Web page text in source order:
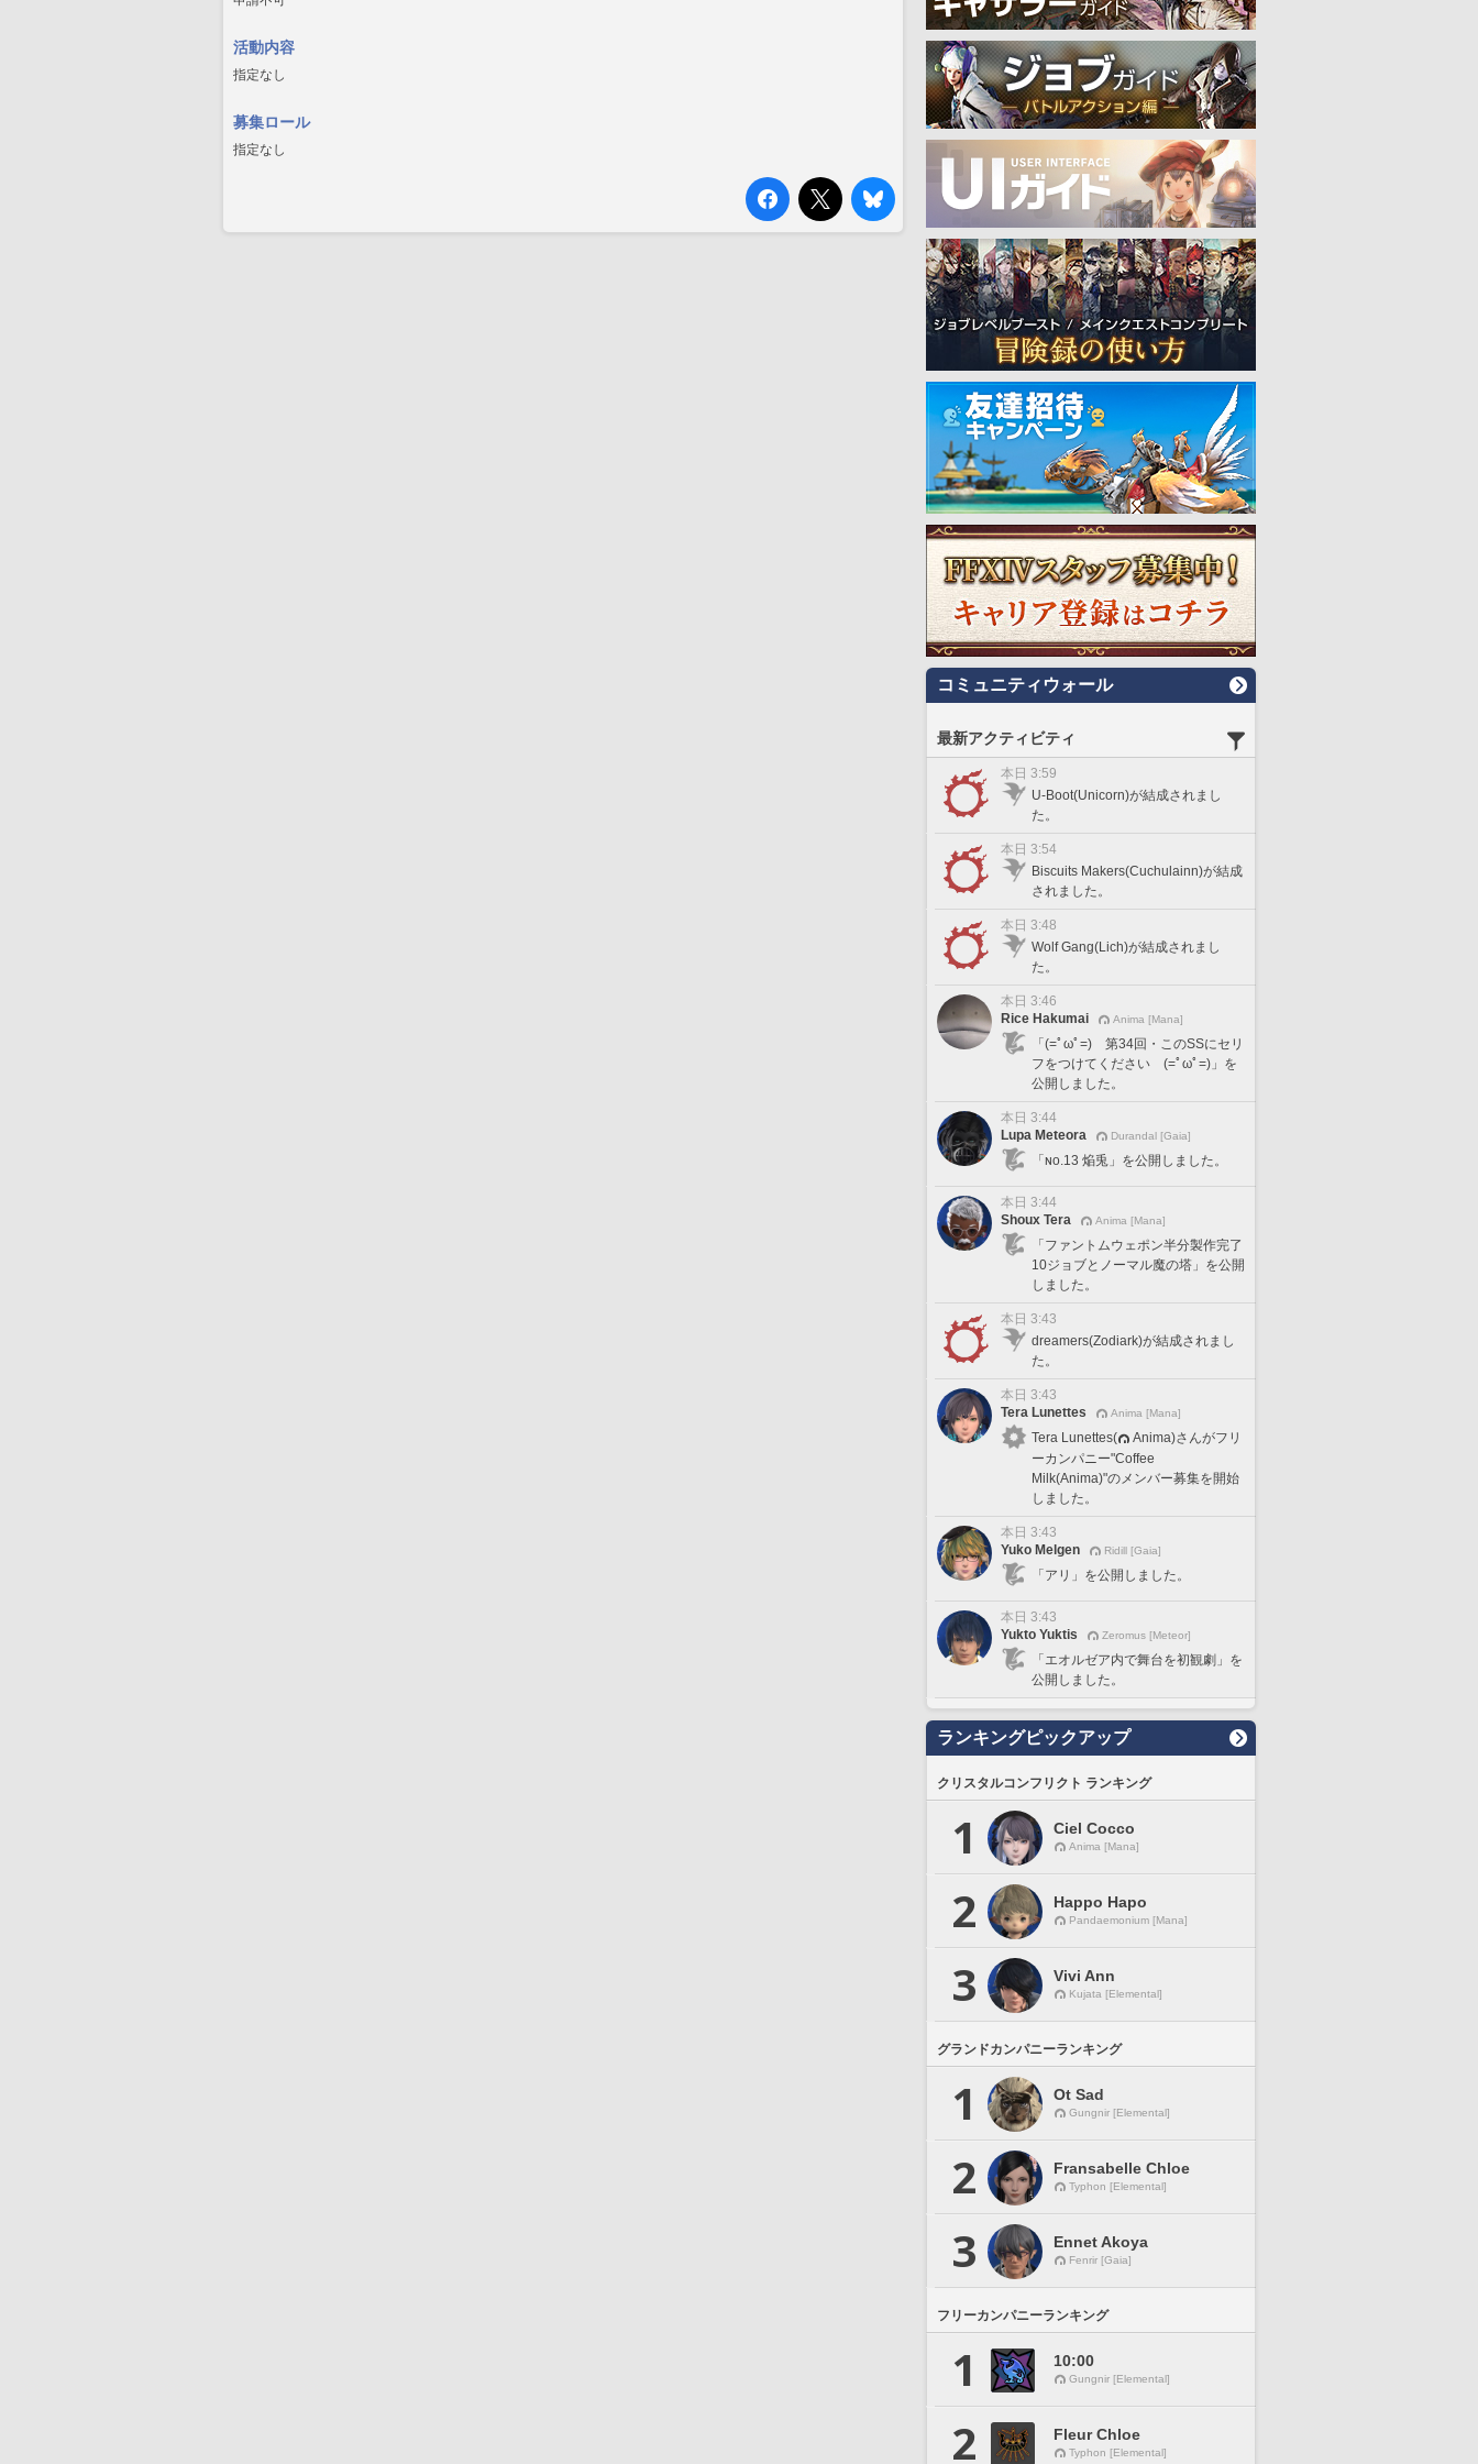
活動内容
指定なし
募集ロール
指定なし
コミュニティウォール
最新アクティビティ
本日 3:59
U-Boot(Unicorn)が結成されまし
た。
本日 3:54
Biscuits Makers(Cuchulainn)が結成
されました。
本日 3:48
Wolf Gang(Lich)が結成されまし
た。
本日 3:46
Rice Hakumai
Anima [Mana]
「(=ﾟωﾟ=) 第34回・このSSにセリ
フをつけてください (=ﾟωﾟ=)」を
公開しました。
本日 3:44
Lupa Meteora
Durandal [Gaia]
「ɴᴏ.13 焔兎」を公開しました。
本日 3:44
Shoux Tera
Anima [Mana]
「ファントムウェポン半分製作完了
10ジョブとノーマル魔の塔」を公開
しました。
本日 3:43
dreamers(Zodiark)が結成されまし
た。
本日 3:43
Tera Lunettes
Anima [Mana]
Tera Lunettes(
Anima)さんがフリ
ーカンパニー"Coffee
Milk(Anima)"のメンバー募集を開始
しました。
本日 3:43
Yuko Melgen
Ridill [Gaia]
「アリ」を公開しました。
本日 3:43
Yukto Yuktis
Zeromus [Meteor]
「エオルゼア内で舞台を初観劇」を
公開しました。
ランキングピックアップ
クリスタルコンフリクト ランキング
1 Ciel Cocco
Anima [Mana]
2 Happo Hapo
Pandaemonium [Mana]
3 Vivi Ann
Kujata [Elemental]
グランドカンパニーランキング
1 Ot Sad
Gungnir [Elemental]
2 Fransabelle Chloe
Typhon [Elemental]
3 Ennet Akoya
Fenrir [Gaia]
フリーカンパニーランキング
1 10:00
Gungnir [Elemental]
2 Fleur Chloe
Typhon [Elemental]